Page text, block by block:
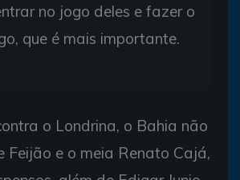
no jogo deles e fazer o
que é mais importante.
o Londrina, o Bahia não
Feijão e o meia Renato Cajá,